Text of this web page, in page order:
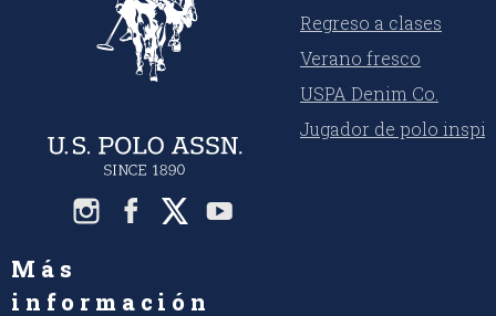
Regreso a clases
Verano fresco
USPA Denim Co.
Jugador de polo
Más
información